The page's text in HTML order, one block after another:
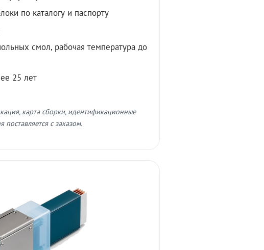
по каталогу и паспорту
смол, рабочая температура до
25 лет
карта сборки, идентификационные
с заказом.